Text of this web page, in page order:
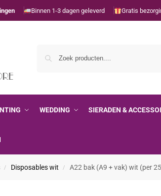
Binnen 1-3 dagen geleverd Gratis
WEDDING SIERADEN &
/ Disposables wit / A22 bak (A9 + vak) wit (per